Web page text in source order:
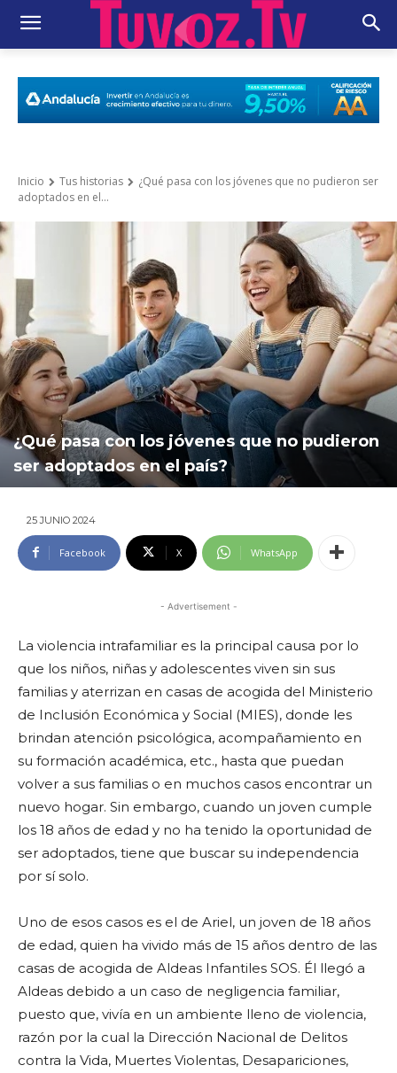
Inicio Tus historias
¿Qué pasa con los jóvenes que no pudieron ser
adoptados en el...
¿Qué pasa con los jóvenes que no pudieron
ser adoptados en el país?
25 JUNIO 2024
Facebook X WhatsApp
- Advertisement -
La violencia intrafamiliar es la principal causa por lo
que los niños, niñas y adolescentes viven sin sus
familias y aterrizan en casas de acogida del Ministerio
de Inclusión Económica y Social (MIES), donde les
brindan atención psicológica, acompañamiento en
su formación académica, etc., hasta que puedan
volver a sus familias o en muchos casos encontrar un
nuevo hogar. Sin embargo, cuando un joven cumple
los 18 años de edad y no ha tenido la oportunidad de
ser adoptados, tiene que buscar su independencia
por sí solo.
Uno de esos casos es el de Ariel, un joven de 18 años
de edad, quien ha vivido más de 15 años dentro de las
casas de acogida de Aldeas Infantiles SOS. Él llegó a
Aldeas debido a un caso de negligencia familiar,
puesto que, vivía en un ambiente lleno de violencia,
razón por la cual la Dirección Nacional de Delitos
contra la Vida, Muertes Violentas, Desapariciones,